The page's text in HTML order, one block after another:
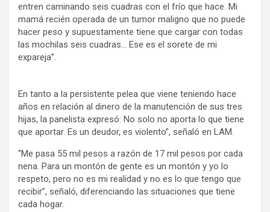
entren caminando seis cuadras con el frío que hace. Mi
mamá recién operada de un tumor maligno que no puede
hacer peso y supuestamente tiene que cargar con todas
las mochilas seis cuadras… Ese es el sorete de mi
expareja”.
En tanto a la persistente pelea que viene teniendo hace
años en relación al dinero de la manutención de sus tres
hijas, la panelista expresó: No solo no aporta lo que tiene
que aportar. Es un deudor, es violento”, señaló en LAM.
“Me pasa 55 mil pesos a razón de 17 mil pesos por cada
nena. Para un montón de gente es un montón y yo lo
respeto, pero no es mi realidad y no es lo que tengo que
recibir”, señaló, diferenciando las situaciones que tiene
cada hogar.